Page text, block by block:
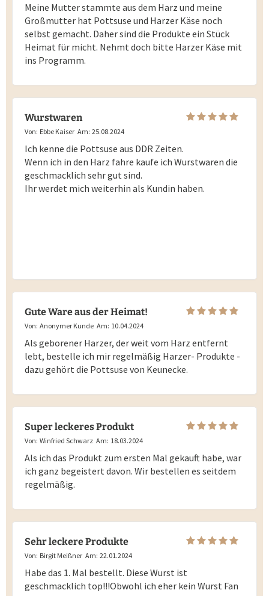
Meine Mutter stammte aus dem Harz und meine
Großmutter hat Pottsuse und Harzer Käse noch
selbst gemacht. Daher sind die Produkte ein Stück
Heimat für micht. Nehmt doch bitte Harzer Käse mit
ins Programm.
Wurstwaren
Von: Ebbe Kaiser Am: 25.08.2024
Ich kenne die Pottsuse aus DDR Zeiten.
Wenn ich in den Harz fahre kaufe ich Wurstwaren die
geschmacklich sehr gut sind.
Ihr werdet mich weiterhin als Kundin haben.
Gute Ware aus der Heimat!
Von: Anonymer Kunde Am: 10.04.2024
Als geborener Harzer, der weit vom Harz entfernt
lebt, bestelle ich mir regelmäßig Harzer- Produkte -
dazu gehört die Pottsuse von Keunecke.
Super leckeres Produkt
Von: Winfried Schwarz Am: 18.03.2024
Als ich das Produkt zum ersten Mal gekauft habe, war
ich ganz begeistert davon. Wir bestellen es seitdem
regelmäßig.
Sehr leckere Produkte
Von: Birgit Meißner Am: 22.01.2024
Habe das 1. Mal bestellt. Diese Wurst ist
geschmacklich top!!!Obwohl ich eher kein Wurst Fan